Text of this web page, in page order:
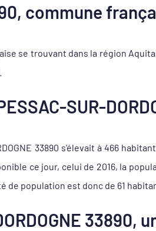
commune
se trouvant dans la région
SUR-
33890 s'élevait à 466
ce jour, celui de 2016, la
population est donc de 61